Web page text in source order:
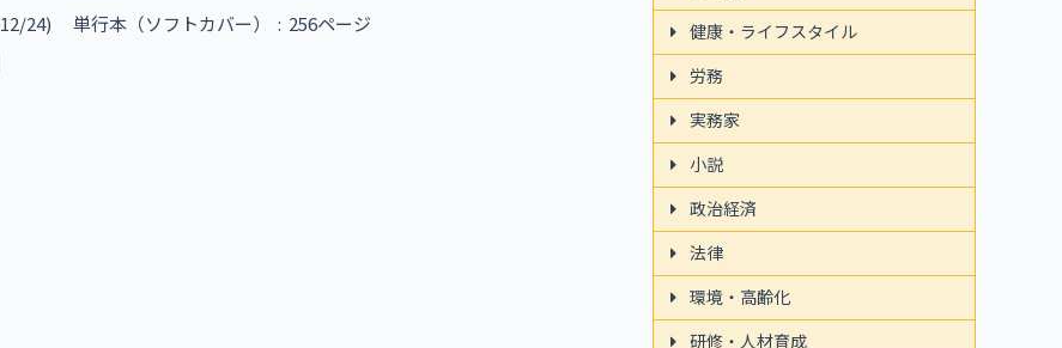
24)
単行本（ソフトカバー） ‏ : ‎ 256ページ
健康・ライフスタイル
労務
実務家
小説
政治経済
法律
環境・高齢化
研修・人材育成